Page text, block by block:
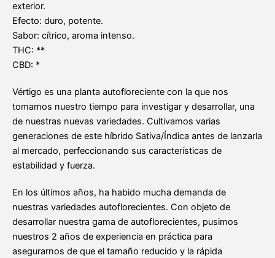
exterior.
Efecto: duro, potente.
Sabor: cítrico, aroma intenso.
THC: **
CBD: *
Vértigo es una planta autofloreciente con la que nos
tomamos nuestro tiempo para investigar y desarrollar, una
de nuestras nuevas variedades. Cultivamos varias
generaciones de este híbrido Sativa/Índica antes de lanzarla
al mercado, perfeccionando sus características de
estabilidad y fuerza.
En los últimos años, ha habido mucha demanda de
nuestras variedades autoflorecientes. Con objeto de
desarrollar nuestra gama de autoflorecientes, pusimos
nuestros 2 años de experiencia en práctica para
asegurarnos de que el tamaño reducido y la rápida